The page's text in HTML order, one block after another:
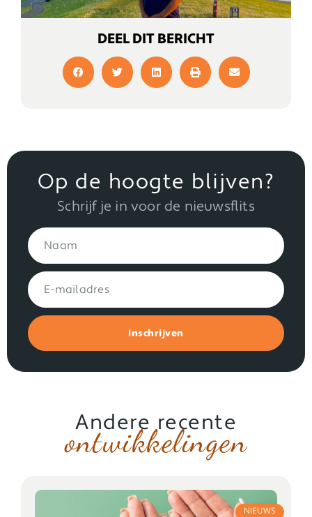
DEEL DIT BERICHT
Op de hoogte blijven?
Schrijf je in voor de nieuwsflits
Inschrijven
Andere recente
ontwikkelingen
NIEUWS